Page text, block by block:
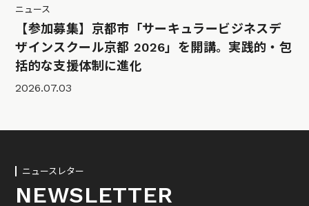
ニュース
【参加募集】京都市「サーキュラービジネスデ
ザインスクール京都 2026」を開講。実践的・包
括的な支援体制に進化
2026.07.03
ニュースレター
NEWSLETTER